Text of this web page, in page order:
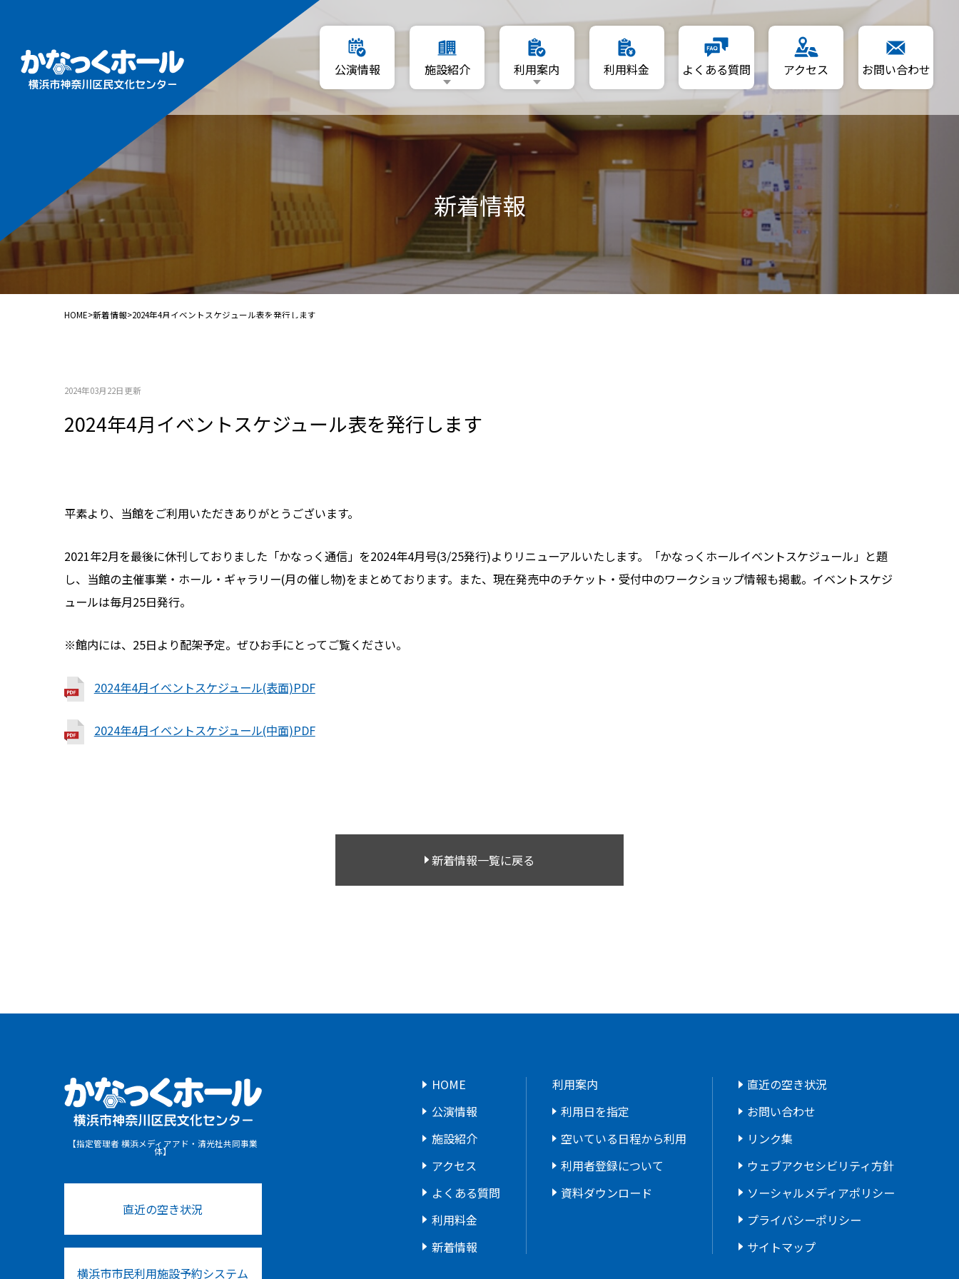
公演情報 施設紹介
施設概要
フロアマップ
ホール
ギャラリーA・B
音楽ルーム
練習室A・B
利用案内
利用日を指定
空いている日程から利用
利用者登録について
資料ダウンロード
利用料金 よくある質問 アクセス お問い合わせ
フロアマップ
ギャラリーA・B
練習室A・B
利用日を指定
空いている日程から利用
利用者登録について
資料ダウンロード
新着情報
HOME>新着情報>2024年4月イベントスケジュール表を発行します
2024年03月22日更新
2024年4月イベントスケジュール表を発行します
平素より、当館をご利用いただきありがとうございます。
2021年2月を最後に休刊しておりました「かなっく通信」を2024年4月号(3/25発行)よりリニューアルいたします。「かなっくホールイベントスケジュール」と題
し、当館の主催事業・ホール・ギャラリー(月の催し物)をまとめております。また、現在発売中のチケット・受付中のワークショップ情報も掲載。イベントスケジ
ュールは毎月25日発行。
※館内には、25日より配架予定。ぜひお手にとってご覧ください。
2024年4月イベントスケジュール(表面)PDF
2024年4月イベントスケジュール(中面)PDF
新着情報一覧に戻る
【指定管理者 横浜メディアアド・清光社共同事業
体】
直近の空き状況
横浜市市民利用施設予約システム
HOME
公演情報
施設紹介
アクセス
よくある質問
利用料金
新着情報
利用案内
利用日を指定
空いている日程から利用
利用者登録について
資料ダウンロード
直近の空き状況
お問い合わせ
リンク集
ウェブアクセシビリティ方針
ソーシャルメディアポリシー
プライバシーポリシー
サイトマップ